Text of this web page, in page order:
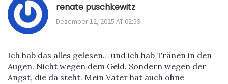
renate puschkewitz
Dezember 12, 2025 AT 02:59
Ich hab das alles gelesen… und ich hab Tränen in den
Augen. Nicht wegen dem Geld. Sondern wegen der
Angst, die da steht. Mein Vater hat auch ohne